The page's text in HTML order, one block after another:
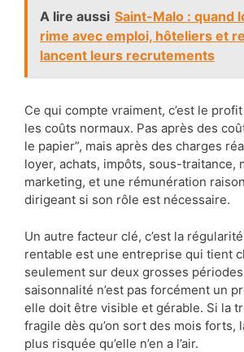
A lire aussi Saint-Malo : quand
rime avec emploi, hôteliers et
lancent leurs recrutements
Ce qui compte vraiment, c’est le
les coûts normaux. Pas après des
le papier”, mais après des charges
loyer, achats, impôts, sous-traitance,
marketing, et une rémunération
dirigeant si son rôle est nécessaire.
Un autre facteur clé, c’est la
rentable est une entreprise qui tient
seulement sur deux grosses périodes
saisonnalité n’est pas forcément un
elle doit être visible et gérable. Si la
fragile dès qu’on sort des mois forts,
plus risquée qu’elle n’en a l’air.